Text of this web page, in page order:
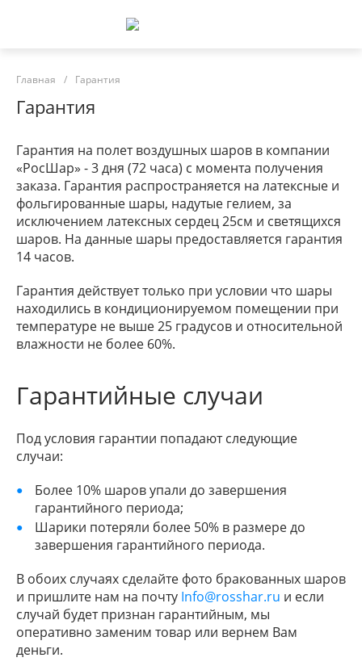
Главная / Гарантия
Гарантия
Гарантия на полет воздушных шаров в компании
«РосШар» - 3 дня (72 часа) с момента получения
заказа. Гарантия распространяется на латексные и
фольгированные шары, надутые гелием, за
исключением латексных сердец 25см и светящихся
шаров. На данные шары предоставляется гарантия
14 часов.
Гарантия действует только при условии что шары
находились в кондиционируемом помещении при
температуре не выше 25 градусов и относительной
влажности не более 60%.
Гарантийные случаи
Под условия гарантии попадают следующие
случаи:
Более 10% шаров упали до завершения
гарантийного периода;
Шарики потеряли более 50% в размере до
завершения гарантийного периода.
В обоих случаях сделайте фото бракованных шаров
и пришлите нам на почту Info@rosshar.ru и если
случай будет признан гарантийным, мы
оперативно заменим товар или вернем Вам
деньги.